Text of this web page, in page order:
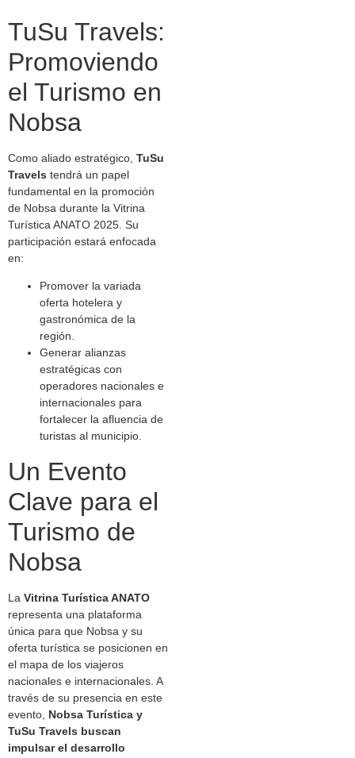
TuSu Travels:
Promoviendo
el Turismo en
Nobsa
Como aliado estratégico, TuSu
Travels tendrá un papel
fundamental en la promoción
de Nobsa durante la Vitrina
Turística ANATO 2025. Su
participación estará enfocada
en:
Promover la variada
oferta hotelera y
gastronómica de la
región.
Generar alianzas
estratégicas con
operadores nacionales e
internacionales para
fortalecer la afluencia de
turistas al municipio.
Un Evento
Clave para el
Turismo de
Nobsa
La Vitrina Turística ANATO
representa una plataforma
única para que Nobsa y su
oferta turística se posicionen en
el mapa de los viajeros
nacionales e internacionales. A
través de su presencia en este
evento, Nobsa Turística y
TuSu Travels buscan
impulsar el desarrollo